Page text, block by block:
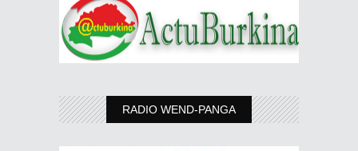
RADIO WEND-PANGA